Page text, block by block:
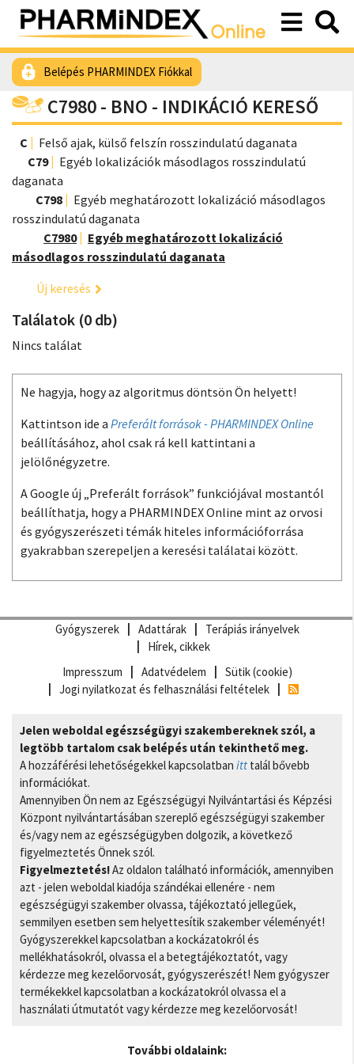
Belépés PHARMINDEX Fiókkal
C7980 - BNO - INDIKÁCIÓ KERESŐ
C
Felső ajak, külső felszín rosszindulatú daganata
C79
Egyéb lokalizációk másodlagos rosszindulatú
daganata
C798
Egyéb meghatározott lokalizáció másodlagos
rosszindulatú daganata
C7980
Egyéb meghatározott lokalizáció
másodlagos rosszindulatú daganata
Új keresés
Találatok (0 db)
Nincs találat
Ne hagyja, hogy az algoritmus döntsön Ön helyett!
Kattintson ide a Preferált források - PHARMINDEX Online
beállításához, ahol csak rá kell kattintani a
jelölőnégyzetre.
A Google új „Preferált források” funkciójával mostantól
beállíthatja, hogy a PHARMINDEX Online mint az orvosi
és gyógyszerészeti témák hiteles információforrása
gyakrabban szerepeljen a keresési találatai között.
Gyógyszerek Adattárak
Terápiás irányelvek
Hírek, cikkek
Impresszum
Adatvédelem
Sütik (cookie)
Jogi nyilatkozat és felhasználási feltételek
Jelen weboldal egészségügyi szakembereknek szól, a
legtöbb tartalom csak belépés után tekinthető meg.
A hozzáférési lehetőségekkel kapcsolatban itt talál bővebb
információkat.
Amennyiben Ön nem az Egészségügyi Nyilvántartási és Képzési
Központ nyilvántartásában szereplő egészségügyi szakember
és/vagy nem az egészségügyben dolgozik, a következő
figyelmeztetés Önnek szól.
Figyelmeztetés!Az oldalon található információk, amennyiben
azt - jelen weboldal kiadója szándékai ellenére - nem
egészségügyi szakember olvassa, tájékoztató jellegűek,
semmilyen esetben sem helyettesítik szakember véleményét!
Gyógyszerekkel kapcsolatban a kockázatokról és
mellékhatásokról, olvassa el a betegtájékoztatót, vagy
kérdezze meg kezelőorvosát, gyógyszerészét! Nem gyógyszer
termékekkel kapcsolatban a kockázatokról olvassa el a
használati útmutatót vagy kérdezze meg kezelőorvosát!
További oldalaink: